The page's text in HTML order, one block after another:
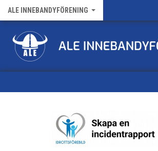
ALE INNEBANDYFÖRENING
FÖRENINGENS MATCHER